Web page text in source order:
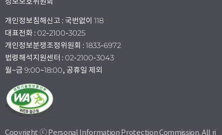
개인정보침해신고 : 국번없이 118
대표전화 : 02-2100-3025
개인정보분쟁조정위원회 : 1833-6972
법령해석지원센터 : 02-2100-3043
월~금 9:00~18:00, 공휴일 제외
Copyright ⓒ Personal Information Protection Commission. All ri